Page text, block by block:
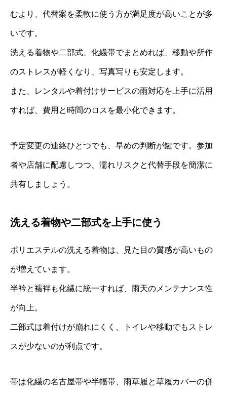
むより、代替案を柔軟に使う方が満足度が高いことが多
いです。
洗える着物や二部式、化繊帯でまとめれば、移動や所作
のストレスが軽くなり、写真写りも安定します。
また、レンタルや着付けサービスの雨対応を上手に活用
すれば、費用と時間のロスを最小化できます。
予定変更の連絡ひとつでも、早めの判断が鍵です。参加
者や店舗に配慮しつつ、濡れリスクと代替手段を簡潔に
共有しましょう。
洗える着物や二部式を上手に使う
ポリエステルの洗える着物は、見た目の質感が高いもの
が増えています。
半衿と襦袢も化繊に統一すれば、雨天のメンテナンス性
が向上。
二部式は着付けが崩れにくく、トイレや移動でもストレ
スが少ないのが利点です。
帯は化繊の名古屋帯や半幅帯、雨草履と草履カバーの併